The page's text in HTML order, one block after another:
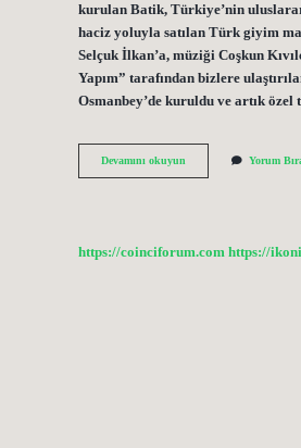
kurulan Batik, Türkiye’nin
haciz yoluyla satılan Türk giyim
Selçuk İlkan’a, müziği Coşkun
Yapım” tarafından bizlere
Osmanbey’de kuruldu ve artık
Devamını okuyun
Kime
Yorum
https://coinciforum.com https://